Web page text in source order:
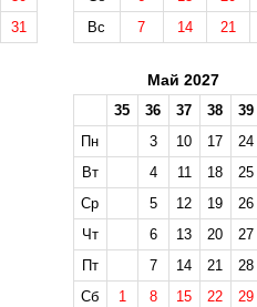
31
Вс
7 14 21
Май 2027
35 36 37 38
39
Пн
3 10 17
24
Вт
4 11 18
25
Ср
5 12 19
26
Чт
6 13 20
27
Пт
7 14 21
28
Сб
1 8 15 22
29